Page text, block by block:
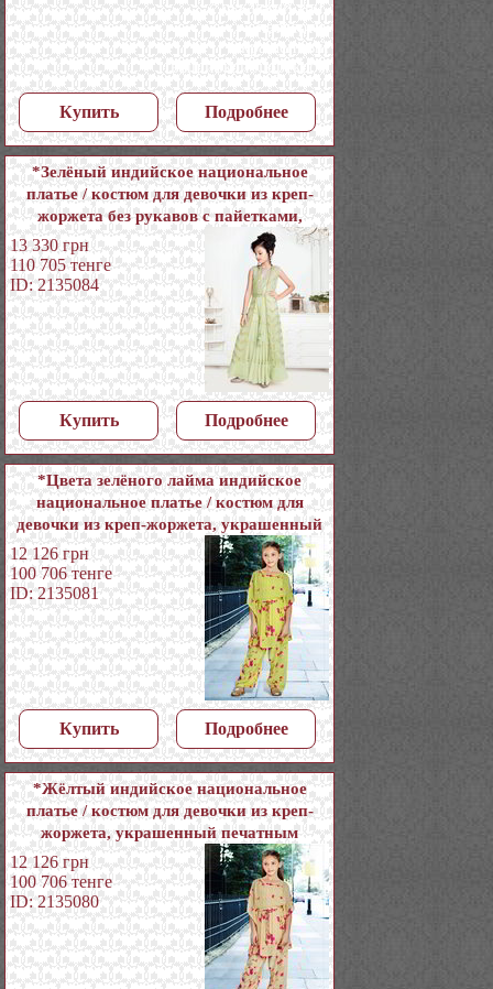
Купить Подробнее
*Зелёный индийское национальное
платье / костюм для девочки из креп-
жоржета без рукавов с пайетками,
13 330 грн
110 705 тенге
ID: 2135084
Купить Подробнее
*Цвета зелёного лайма индийское
национальное платье / костюм для
девочки из креп-жоржета, украшенный
печатным рисунком со стразами
12 126 грн
100 706 тенге
ID: 2135081
Купить Подробнее
*Жёлтый индийское национальное
платье / костюм для девочки из креп-
жоржета, украшенный печатным
рисунком со стразами
12 126 грн
100 706 тенге
ID: 2135080